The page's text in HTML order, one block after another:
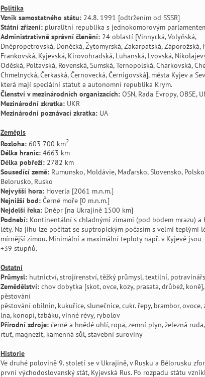
Politika
Vznik samostatného státu: 24.8. 1991 [odtržením od SSSR]
Státní zřízení: pluralitní republika s jednokomorovým
Administrativně správní členění: 24 oblastí [Vinnycká, Volyňská,
Dněpropetrovská, Doněcká, Žytomyrská, Zakarpatská, Záporožská,
Frankovská, Kyjevská, Kirovohradská, Luhanská, Lvovská,
Oděská, Poltavská, Rovenská, Sumská, Ternopolská, Charkovská,
Chmelnycká, Čerkaská, Černovecká, Černigovská], města Kyjev a
která mají speciální statut a autonomní republika Krym.
Členství v mezinárodních organizacích: OSN, Rada Evropy, OBSE,
Mezinárodní zkratka: UKR
Mezinárodní poznávací zkratka: UA
Zeměpis
Rozloha: 603 700 km2
Délka hranic: 4663 km
Délka pobřeží: 2782 km
Sousedící země: Rumunsko, Moldávie, Maďarsko, Slovensko, Polsko,
Belorusko, Rusko
Nejvyšší hora: Hoverla [2061 m.n.m.]
Nejnižší bod: Černé moře [0 m.n.m.]
Nejdelší řeka: Dněpr [na Ukrajině 1500 km]
Podnebí: Kontinentální s chladnými zimami (pod bodem mrazu) a
léty. Na jihu lze počítat se suptropickým počasím s velmi teplými
mírnější zimou. Minimální a maximální teploty např. v Kyjevě jsou
+39 stupňů.
Ostatní
Průmysl: hutnictví, strojírenství, těžký průmysl, textilní,
Zemědělství: chov dobytka [skot, ovce, kozy, prasata, drůbež, koně],
pěstování
pěstování obilnin, kukuřice, slunečnice, cukr. řepy, brambor, ovoce,
lna, konopí, tabáku, vinné révy, rybolov
Přírodní zdroje: černé a hnědé uhlí, ropa, zemní plyn, železná
rtuť, magnezit, kamenná sůl, stavební suroviny
Historie
Ve druhé polovině 9. století se v Ukrajině, v Rusku a Bělorusku
první východoslovanský stát, Kyjevská Rus. Po rozpadu státu